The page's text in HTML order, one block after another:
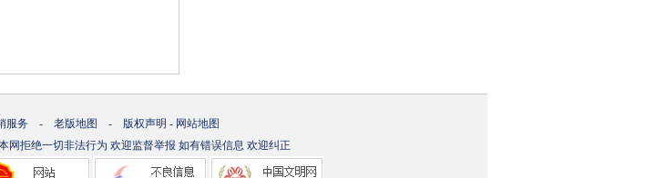
服务 - 老版地图 - 版权声明 - 网站地图
网拒绝一切非法行为 欢迎监督举报 如有错误信息 欢迎纠正